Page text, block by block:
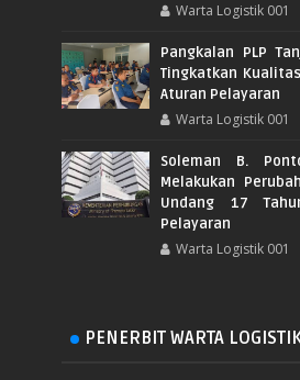
Warta Logistik 001
Pangkalan PLP
Tingkatkan
Aturan Pelayaran
Warta Logistik 001
Soleman B.
Melakukan
Undang 17
Pelayaran
Warta Logistik 001
PENERBIT WARTA